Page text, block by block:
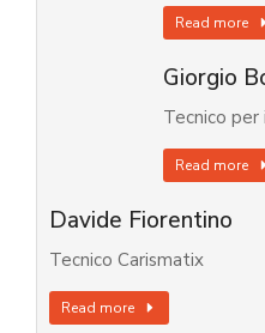
Read more
Giorgio
Tecnico
Read more
Davide Fiorentino
Tecnico Carismatix
Read more